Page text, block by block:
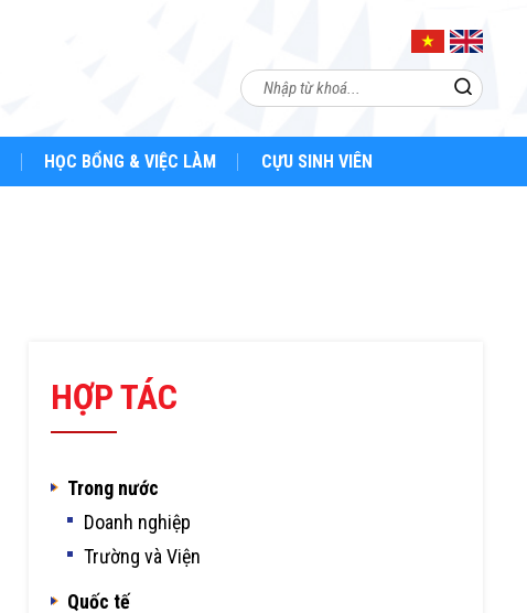
HỌC BỔNG & VIỆC LÀM CỰU SINH VIÊN
HỢP TÁC
Trong nước
Doanh nghiệp
Trường và Viện
Quốc tế